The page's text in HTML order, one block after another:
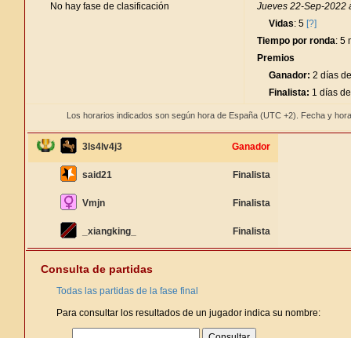
No hay fase de clasificación
Jueves 22-Sep-2022
Vidas: 5 [?]
Tiempo por ronda: 5
Premios
Ganador: 2 días
Finalista: 1 días
Los horarios indicados son según hora de España (UTC +2). Fecha y
3ls4lv4j3 Ganador
said21 Finalista
Vmjn Finalista
_xiangking_ Finalista
Consulta de partidas
Todas las partidas de la fase final
Para consultar los resultados de un jugador indica su nombre: